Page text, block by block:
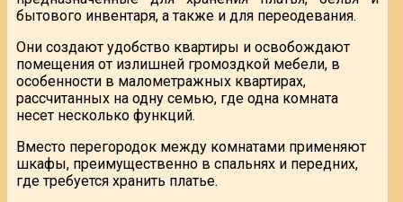
бытового инвентаря, а также и для переодевания.
Они создают удобство квартиры и освобождают
помещения от излишней громоздкой мебели, в
особенности в малометражных квартирах,
рассчитанных на одну семью, где одна комната
несет несколько функций.
Вместо перегородок между комнатами применяют
шкафы, преимущественно в спальнях и передних,
где требуется хранить платье.